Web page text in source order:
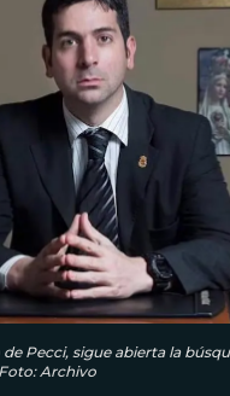
Pecci, sigue abierta la
Archivo